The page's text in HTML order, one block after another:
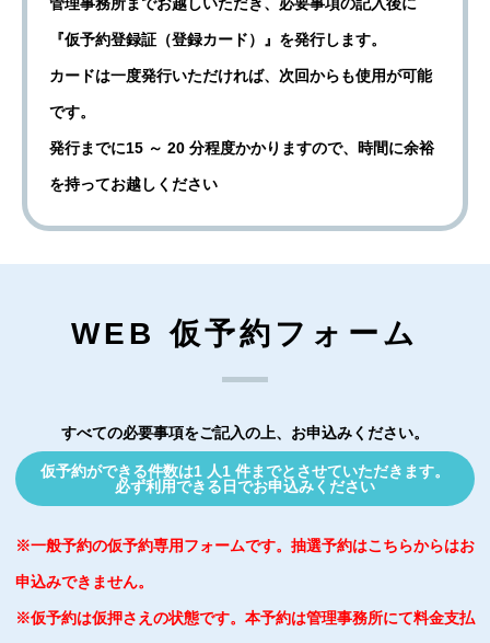
管理事務所までお越しいただき、必要事項の記入後に
『仮予約登録証（登録カード）』を発行します。
カードは一度発行いただければ、次回からも使用が可能
です。
発行までに15 ～ 20 分程度かかりますので、時間に余裕
を持ってお越しください
WEB 仮予約フォーム
すべての必要事項をご記入の上、お申込みください。
仮予約ができる件数は1 人1 件までとさせていただきます。
必ず利用できる日でお申込みください
※一般予約の仮予約専用フォームです。抽選予約はこちらからはお
申込みできません。
※仮予約は仮押さえの状態です。本予約は管理事務所にて料金支払